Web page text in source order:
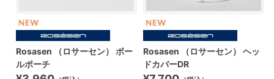
Rosasen （ロサーセン） ボー
ルポーチ
Rosasen （ロサーセン） ヘッ
ドカバーDR